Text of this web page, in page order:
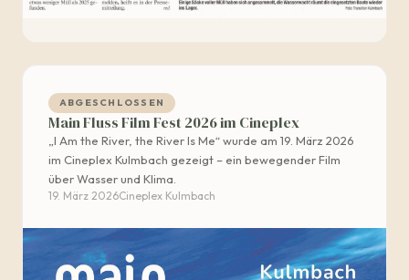
ABGESCHLOSSEN
Main Fluss Film Fest 2026 im Cineplex
„I Am the River, the River Is Me“ wurde am 19. März 2026
im Cineplex Kulmbach gezeigt – ein bewegender Film
über Wasser und Klima.
19. März 2026Cineplex Kulmbach